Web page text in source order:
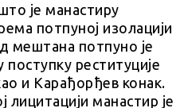
је манастиру
потпуној изолацији
мештана потпуно је
реституције
и Карађорђев конак.
лицитацији манастир је